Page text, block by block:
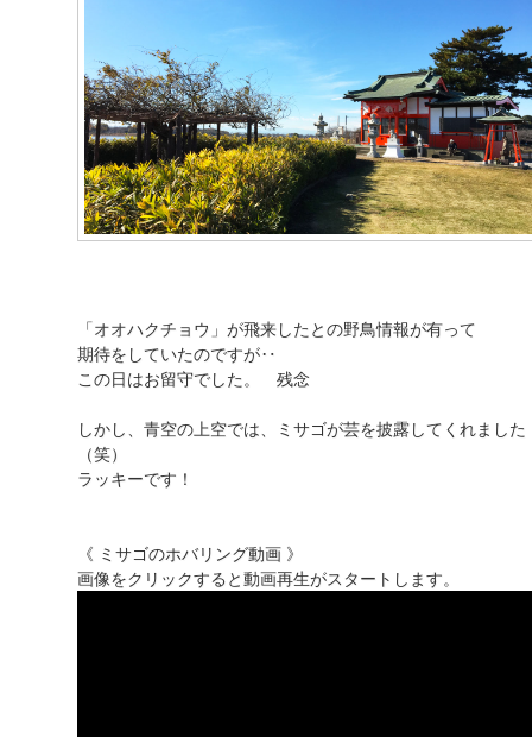
「オオハクチョウ」が飛来したとの野鳥情報が有って
期待をしていたのですが‥
この日はお留守でした。 残念
しかし、青空の上空では、ミサゴが芸を披露してくれました
（笑）
ラッキーです！
《 ミサゴのホバリング動画 》
画像をクリックすると動画再生がスタートします。